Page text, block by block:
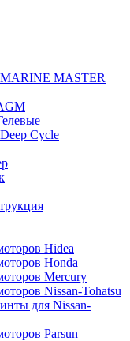
MASTER
Cycle
Hidea
Honda
Mercury
Nissan-Tohatsu
для Nissan-
Parsun